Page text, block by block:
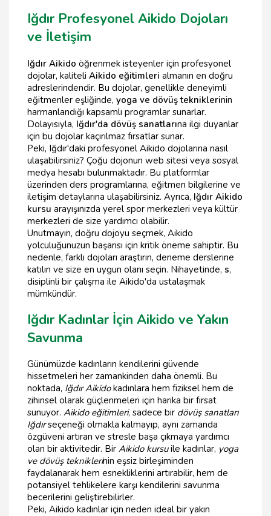
Iğdır Profesyonel Aikido Dojoları
ve İletişim
Iğdır Aikido öğrenmek isteyenler için profesyonel
dojolar, kaliteli Aikido eğitimleri almanın en doğru
adreslerindendir. Bu dojolar, genellikle deneyimli
eğitmenler eşliğinde, yoga ve dövüş tekniklerinin
harmanlandığı kapsamlı programlar sunarlar.
Dolayısıyla, Iğdır'da dövüş sanatlarına ilgi duyanlar
için bu dojolar kaçırılmaz fırsatlar sunar.
Peki, Iğdır'daki profesyonel Aikido dojolarına nasıl
ulaşabilirsiniz? Çoğu dojonun web sitesi veya sosyal
medya hesabı bulunmaktadır. Bu platformlar
üzerinden ders programlarına, eğitmen bilgilerine ve
iletişim detaylarına ulaşabilirsiniz. Ayrıca, Iğdır Aikido
kursu arayışınızda yerel spor merkezleri veya kültür
merkezleri de size yardımcı olabilir.
Unutmayın, doğru dojoyu seçmek, Aikido
yolculuğunuzun başarısı için kritik öneme sahiptir. Bu
nedenle, farklı dojoları araştırın, deneme derslerine
katılın ve size en uygun olanı seçin. Nihayetinde, s,
disiplinli bir çalışma ile Aikido'da ustalaşmak
mümkündür.
Iğdır Kadınlar İçin Aikido ve Yakın
Savunma
Günümüzde kadınların kendilerini güvende
hissetmeleri her zamankinden daha önemli. Bu
noktada, Iğdır Aikidokadınlara hem fiziksel hem de
zihinsel olarak güçlenmeleri için harika bir fırsat
sunuyor. Aikido eğitimleri, sadece bir dövüş sanatları
Iğdırseçeneği olmakla kalmayıp, aynı zamanda
özgüveni artıran ve stresle başa çıkmaya yardımcı
olan bir aktivitedir. Bir Aikido kursuile kadınlar, yoga
ve dövüş tekniklerinin eşsiz birleşiminden
faydalanarak hem esnekliklerini artırabilir, hem de
potansiyel tehlikelere karşı kendilerini savunma
becerilerini geliştirebilirler.
Peki, Aikido kadınlar için neden ideal bir yakın